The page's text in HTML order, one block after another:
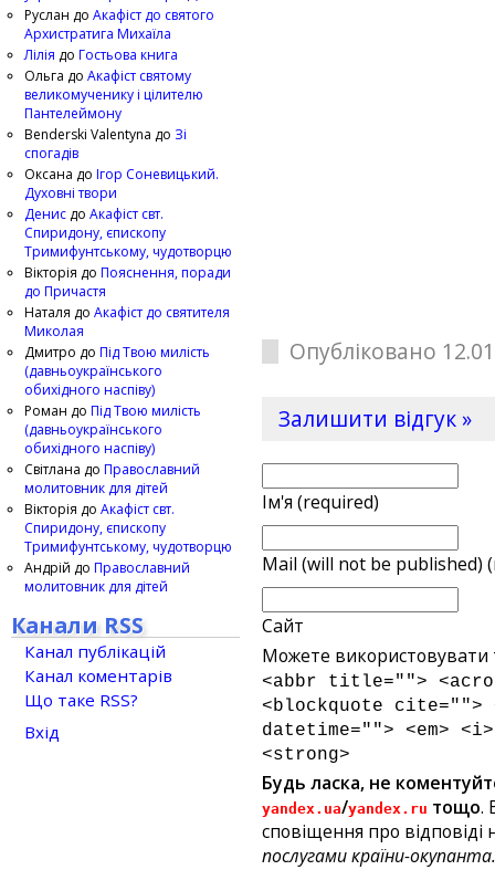
Опубліковано
Залишити відгук »
Ім'я (required)
Mail (will not be published)
Сайт
Можете використовувати
<abbr title="">
<blockquote cite="">
datetime=""> <em>
<strong>
Будь ласка, не
yandex.ua/yandex.ru тощо.
сповіщення про відповіді
послугами країни-
Руслан до Акафіст до святого
Архистратига Михаїла
Лілія до Гостьова книга
Ольга до Акафіст святому
великомученику і цілителю
Пантелеймону
Benderski Valentyna до Зі
спогадів
Оксана до Ігор Соневицький.
Духовні твори
Денис до Акафіст свт.
Спиридону, єпископу
Тримифунтському, чудотворцю
Вікторія до Пояснення, поради
до Причастя
Наталя до Акафіст до святителя
Миколая
Дмитро до Під Твою милість
(давньоукраїнського
обихідного наспіву)
Роман до Під Твою милість
(давньоукраїнського
обихідного наспіву)
Світлана до Православний
молитовник для дітей
Вікторія до Акафіст свт.
Спиридону, єпископу
Тримифунтському, чудотворцю
Андрій до Православний
молитовник для дітей
Канали RSS
Канал публікацій
Канал коментарів
Що таке RSS?
Вхід